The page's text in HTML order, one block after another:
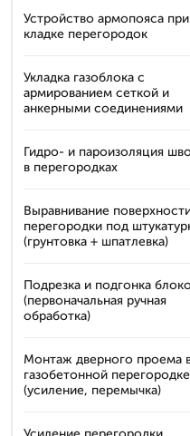
Устройство армопояса при
кладке перегородок
Укладка газоблока с
армированием сеткой и
анкерными соединениями
Гидро- и пароизоляция
в перегородках
Выравнивание
перегородки под
(грунтовка + шпатлевка)
Подрезка и подгонка
(первоначальная ручная
обработка)
Монтаж дверного проема
газобетонной перегородке
(усиление, перемычка)